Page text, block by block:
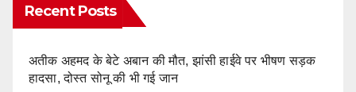
Recent Posts
अतीक अहमद के बेटे अबान की मौत, झांसी हाईवे पर भीषण सड़क
हादसा, दोस्त सोनू की भी गई जान